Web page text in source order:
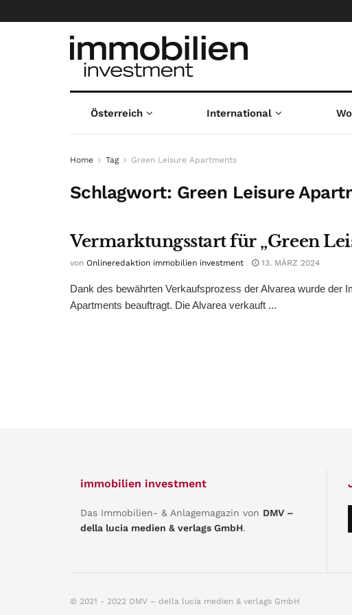
Österreich International
Home Tag Green Leisure Apartments
Schlagwort: Green Leisure
Vermarktungsstart für „Green
von Onlineredaktion immobilien investment 13. MÄRZ 2024
Dank des bewährten Verkaufsprozess der Alvarea wurde der
Apartments beauftragt. Die Alvarea verkauft ...
immobilien investment
Das Immobilien- & Anlagemagazin von DMV –
della lucia medien & verlags GmbH.
© 2021 - 2022 DMV – della lucia medien & verlags GmbH